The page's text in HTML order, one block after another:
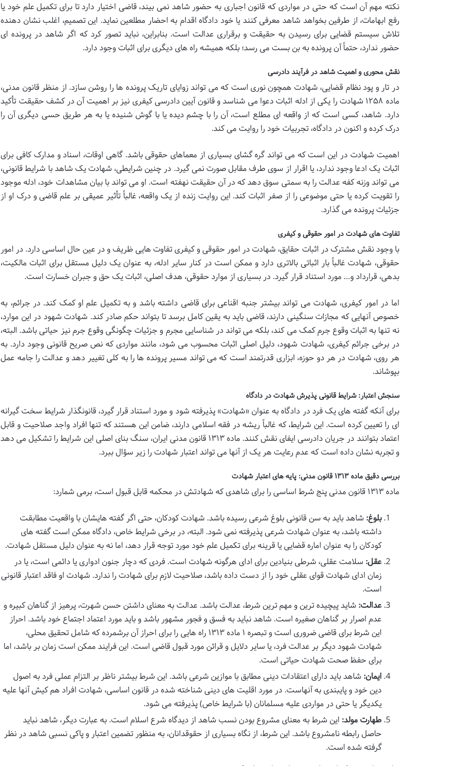
نکته مهم آن است که حتی در مواردی که قانون اجباری به حضور شاهد نمی بیند، قاضی اختیار دارد تا برای تکمیل علم خود یا
رفع ابهامات، از طرفین بخواهد شاهد معرفی کنند یا خود دادگاه اقدام به احضار مطلعین نماید. این تصمیم، اغلب نشان دهنده
تلاش سیستم قضایی برای رسیدن به حقیقت و برقراری عدالت است. بنابراین، نباید تصور کرد که اگر شاهد در پرونده ای
حضور ندارد، حتماً آن پرونده به بن بست می رسد؛ بلکه همیشه راه های دیگری برای اثبات وجود دارد.
نقش محوری و اهمیت شاهد در فرآیند دادرسی
در تار و پود نظام قضایی، شهادت همچون نوری است که می تواند زوایای تاریک پرونده ها را روشن سازد. از منظر قانون مدنی،
ماده ۱۲۵۸ شهادت را یکی از ادله اثبات دعوا می شناسد و قانون آیین دادرسی کیفری نیز بر اهمیت آن در کشف حقیقت تأکید
دارد. شاهد، کسی است که از واقعه ای مطلع است، آن را با چشم دیده یا با گوش شنیده یا به هر طریق حسی دیگری آن را
درک کرده و اکنون در دادگاه، تجربیات خود را روایت می کند.
اهمیت شهادت در این است که می تواند گره گشای بسیاری از معماهای حقوقی باشد. گاهی اوقات، اسناد و مدارک کافی برای
اثبات یک ادعا وجود ندارد، یا اقرار از سوی طرف مقابل صورت نمی گیرد. در چنین شرایطی، شهادت یک شاهد با شرایط قانونی،
می تواند وزنه کفه عدالت را به سمتی سوق دهد که در آن حقیقت نهفته است. او می تواند با بیان مشاهدات خود، ادله موجود
را تقویت کرده یا حتی موضوعی را از صفر اثبات کند. این روایت زنده از یک واقعه، غالباً تأثیر عمیقی بر علم قاضی و درک او از
جزئیات پرونده می گذارد.
تفاوت های شهادت در امور حقوقی و کیفری
با وجود نقش مشترک در اثبات حقایق، شهادت در امور حقوقی و کیفری تفاوت هایی ظریف و در عین حال اساسی دارد. در امور
حقوقی، شهادت غالباً بار اثباتی بالاتری دارد و ممکن است در کنار سایر ادله، به عنوان یک دلیل مستقل برای اثبات مالکیت،
بدهی، قرارداد و… مورد استناد قرار گیرد. در بسیاری از موارد حقوقی، هدف اصلی، اثبات یک حق و جبران خسارت است.
اما در امور کیفری، شهادت می تواند بیشتر جنبه اقناعی برای قاضی داشته باشد و به تکمیل علم او کمک کند. در جرائم، به
خصوص آنهایی که مجازات سنگینی دارند، قاضی باید به یقین کامل برسد تا بتواند حکم صادر کند. شهادت شهود در این موارد،
نه تنها به اثبات وقوع جرم کمک می کند، بلکه می تواند در شناسایی مجرم و جزئیات چگونگی وقوع جرم نیز حیاتی باشد. البته،
در برخی جرائم کیفری، شهادت شهود، دلیل اصلی اثبات محسوب می شود، مانند مواردی که نص صریح قانونی وجود دارد. به
هر روی، شهادت در هر دو حوزه، ابزاری قدرتمند است که می تواند مسیر پرونده ها را به کلی تغییر دهد و عدالت را جامه عمل
بپوشاند.
سنجش اعتبار: شرایط قانونی پذیرش شهادت در دادگاه
برای آنکه گفته های یک فرد در دادگاه به عنوان «شهادت» پذیرفته شود و مورد استناد قرار گیرد، قانونگذار شرایط سخت گیرانه
ای را تعیین کرده است. این شرایط، که غالباً ریشه در فقه اسلامی دارند، ضامن این هستند که تنها افراد واجد صلاحیت و قابل
اعتماد بتوانند در جریان دادرسی ایفای نقش کنند. ماده ۱۳۱۳ قانون مدنی ایران، سنگ بنای اصلی این شرایط را تشکیل می دهد
و تجربه نشان داده است که عدم رعایت هر یک از آنها می تواند اعتبار شهادت را زیر سؤال ببرد.
بررسی دقیق ماده ۱۳۱۳ قانون مدنی: پایه های اعتبار شهادت
ماده ۱۳۱۳ قانون مدنی پنج شرط اساسی را برای شاهدی که شهادتش در محکمه قابل قبول است، برمی شمارد:
بلوغ: شاهد باید به سن قانونی بلوغ شرعی رسیده باشد. شهادت کودکان، حتی اگر گفته هایشان با واقعیت مطابقت
داشته باشد، به عنوان شهادت شرعی پذیرفته نمی شود. البته، در برخی شرایط خاص، دادگاه ممکن است گفته های
کودکان را به عنوان اماره قضایی یا قرینه برای تکمیل علم خود مورد توجه قرار دهد، اما نه به عنوان دلیل مستقل شهادت.
عقل: سلامت عقلی، شرطی بنیادین برای ادای هرگونه شهادت است. فردی که دچار جنون ادواری یا دائمی است، یا در
زمان ادای شهادت قوای عقلی خود را از دست داده باشد، صلاحیت لازم برای شهادت را ندارد. شهادت او فاقد اعتبار قانونی
است.
عدالت: شاید پیچیده ترین و مهم ترین شرط، عدالت باشد. عدالت به معنای داشتن حسن شهرت، پرهیز از گناهان کبیره و
عدم اصرار بر گناهان صغیره است. شاهد نباید به فسق و فجور مشهور باشد و باید مورد اعتماد اجتماع خود باشد. احراز
این شرط برای قاضی ضروری است و تبصره ۱ ماده ۱۳۱۳ راه هایی را برای احراز آن برشمرده که شامل تحقیق محلی،
شهادت شهود دیگر بر عدالت فرد، یا سایر دلایل و قرائن مورد قبول قاضی است. این فرایند ممکن است زمان بر باشد، اما
برای حفظ صحت شهادت حیاتی است.
ایمان: شاهد باید دارای اعتقادات دینی مطابق با موازین شرعی باشد. این شرط بیشتر ناظر بر التزام عملی فرد به اصول
دین خود و پایبندی به آنهاست. در مورد اقلیت های دینی شناخته شده در قانون اساسی، شهادت افراد هم کیش آنها علیه
یکدیگر یا حتی در مواردی علیه مسلمانان (با شرایط خاص) پذیرفته می شود.
طهارت مولد: این شرط به معنای مشروع بودن نسب شاهد از دیدگاه شرع اسلام است. به عبارت دیگر، شاهد نباید
حاصل رابطه نامشروع باشد. این شرط، از نگاه بسیاری از حقوقدانان، به منظور تضمین اعتبار و پاکی نسبی شاهد در نظر
گرفته شده است.